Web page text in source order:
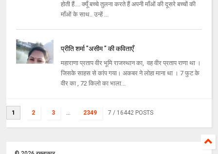
होती हैं.... क्यूँ बच्चे तुलना करते हैं अपनी माँओं की दूसरे बच्चों की
माँओं के साथ.. उन्हें ...
प्रीति शर्मा "असीम " की कविताएँ
महाराणा प्रताप वीर भूमि राजस्थान का, वह वीर प्रताप राणा था ।
जिसके साहस से कांप गया। अकबर ने लोहा माना था । 7 फुट के
वीर का , 72 किलो का भाला...
1 2 3 ... 2349 7 / 16442 POSTS